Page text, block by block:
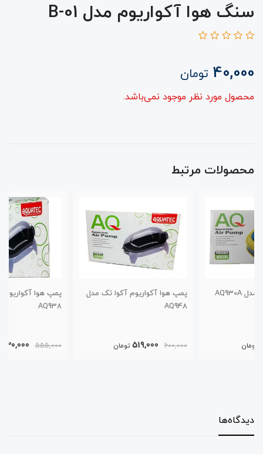
سنگ هوا آکواریوم مدل B-01
40,000 تومان
محصول مورد نظر موجود نمی‌باشد.
محصولات مرتبط
پمپ هوا آکواریوم آکوا تک مدل
600,000 تومان
پمپ هوا آکواریوم آکوا تک مدل
555,000
430,000 تومان
دیدگاه‌ها